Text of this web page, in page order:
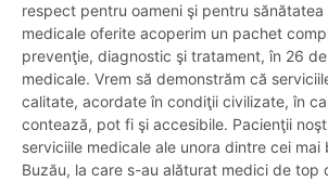
respect pentru oameni şi pentru sănătatea
medicale oferite acoperim un pachet
prevenţie, diagnostic şi tratament, în 26
medicale. Vrem să demonstrăm că
calitate, acordate în condiţii civilizate, în
contează, pot fi şi accesibile. Pacienţii
serviciile medicale ale unora dintre cei mai
Buzău, la care s-au alăturat medici de top